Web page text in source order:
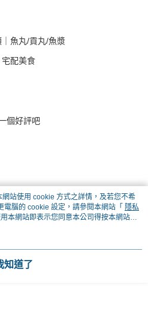
｜魚丸/貢丸/魚漿
宅配美食
個好評吧
站使用 cookie 方式之詳情，及若您不希
腦的 cookie 設定，請參閱本網站「 隱私
本網站即表示您同意本公司得按本網站使
知道了